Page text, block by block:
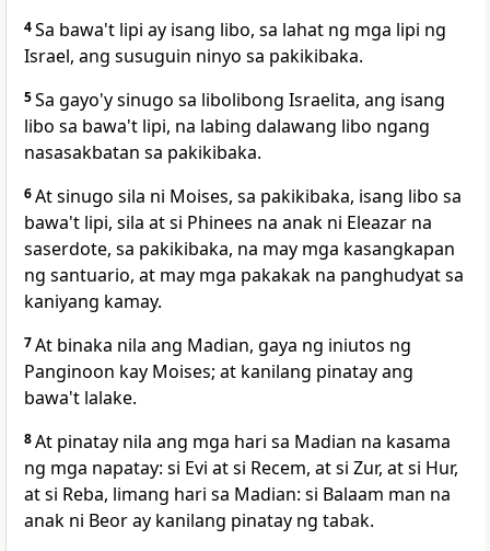
4Sa bawa't lipi ay isang libo, sa lahat ng mga lipi ng
Israel, ang susuguin ninyo sa pakikibaka.
5Sa gayo'y sinugo sa libolibong Israelita, ang isang
libo sa bawa't lipi, na labing dalawang libo ngang
nasasakbatan sa pakikibaka.
6At sinugo sila ni Moises, sa pakikibaka, isang libo sa
bawa't lipi, sila at si Phinees na anak ni Eleazar na
saserdote, sa pakikibaka, na may mga kasangkapan
ng santuario, at may mga pakakak na panghudyat sa
kaniyang kamay.
7At binaka nila ang Madian, gaya ng iniutos ng
Panginoon kay Moises; at kanilang pinatay ang
bawa't lalake.
8At pinatay nila ang mga hari sa Madian na kasama
ng mga napatay: si Evi at si Recem, at si Zur, at si Hur,
at si Reba, limang hari sa Madian: si Balaam man na
anak ni Beor ay kanilang pinatay ng tabak.